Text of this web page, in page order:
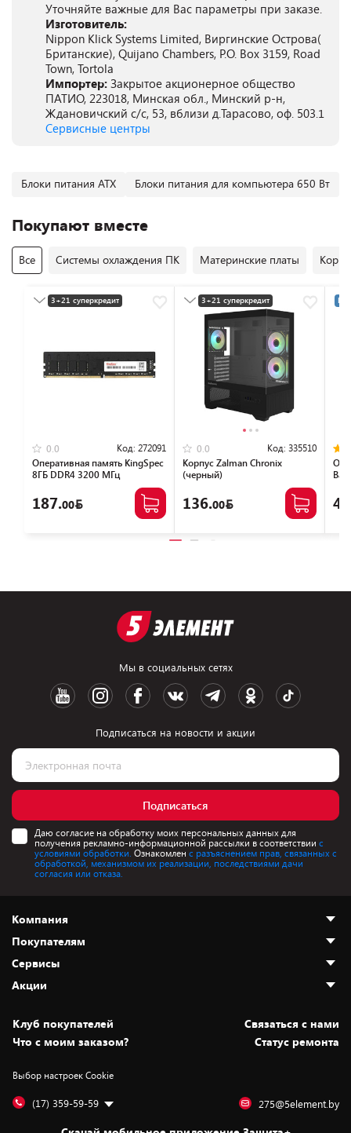
Уточняйте важные для Вас параметры при заказе.
Изготовитель:
Nippon Klick Systems Limited, Виргинские Острова(
Британские), Quijano Chambers, P.O. Box 3159, Road
Town, Tortola
Импортер: Закрытое акционерное общество
ПАТИО, 223018, Минская обл., Минский р-н,
Ждановичский с/с, 53, вблизи д.Тарасово, оф. 503.1
Сервисные центры
Блоки питания ATX Блоки питания для компьютера 650 Вт
Покупают вместе
Все Системы охлаждения ПК Материнские платы
3+21 суперкредит
0.0 Код: 272091
Оперативная память KingSpec
8ГБ DDR4 3200 МГц
187.00
3+21 суперкредит
Разумная цена
0.0 Код: 335510
Корпус Zalman Chronix
(черный)
136.00
Мы в социальных сетях
Подписаться на новости и акции
Подписаться
Даю согласие на обработку моих персональных данных для
получения рекламно-информационной рассылки в соответствии с
условиями обработки. Ознакомлен с разъяснением прав, связанных с
обработкой, механизмом их реализации, последствиями дачи
согласия или отказа.
Компания
О нас
Адреса магазинов
Новости
Статьи и обзоры
Вакансии
Дай пять добру!
Покупателям
Как сделать заказ
Оплата и доставка
Безналичный расчёт
Обмен и возврат товара
Обработка персональных данных
Подарочные карты
Сервисы
Установка техники
Для игровых консолей
Для мобильных устройств
Для компьютеров
Акции
Скидки и промокоды
Белорусские товары
Бонусы
Оплата частями
Клуб покупателей
Cвязаться с нами
Что с моим заказом?
Статус ремонта
Выбор настроек Cookie
(17) 359-59-59 275@5element.by